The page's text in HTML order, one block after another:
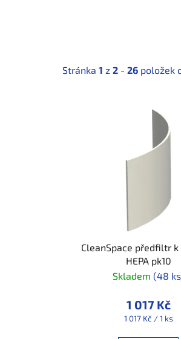
Stránka 1 z 2 - 26 položek
CleanSpace předfiltr k
HEPA pk10
Skladem(48
1 017 Kč
Měrná
1 017 Kč / 1 ks